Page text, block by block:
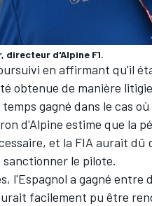
directeur d'Alpine F1.
en affirmant qu'il
obtenue de manière
gagné dans le cas
d'Alpine estime que la
et la FIA aurait dû
le pilote.
l'Espagnol a gagné
facilement pu être